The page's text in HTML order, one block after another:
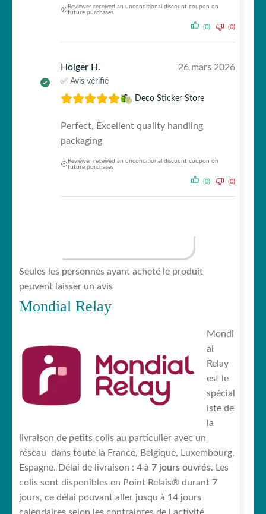
Reviewer received an unconditional discount coupon on
future purchases
(0) (0)
Holger H.
✅ Avis vérifié
26 mars 2026
Deco Sticker Store
Perfect, Excellent quality handling
packaging
Reviewer received an unconditional discount coupon on
future purchases
(0) (0)
Seules les personnes ayant acheté le produit
peuvent laisser un avis
Mondial Relay
Mondi
al
Relay
est le
spécial
iste de
la
livraison de petits colis au particulier avec un
réseau dans toute la France, Belgique, Luxembourg,
Espagne. Délai de livraison : 4 à 7 jours ouvrés. Les
colis sont disponibles en Point Relais® durant 7
jours, ce délai pouvant aller jusqu à 14 jours